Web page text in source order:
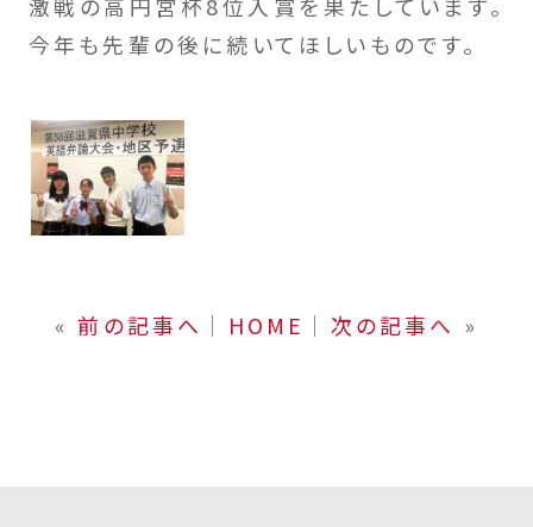
今年も先輩の後に続いてほしいものです。
« 前の記事へ │ HOME │ 次の記事へ »